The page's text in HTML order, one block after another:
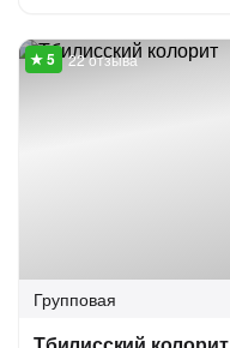
22 отзыва
Групповая